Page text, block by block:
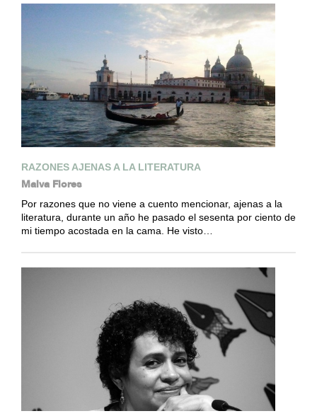
RAZONES AJENAS A LA LITERATURA
Malva Flores
Por razones que no viene a cuento mencionar, ajenas a la
literatura, durante un año he pasado el sesenta por ciento de
mi tiempo acostada en la cama. He visto…